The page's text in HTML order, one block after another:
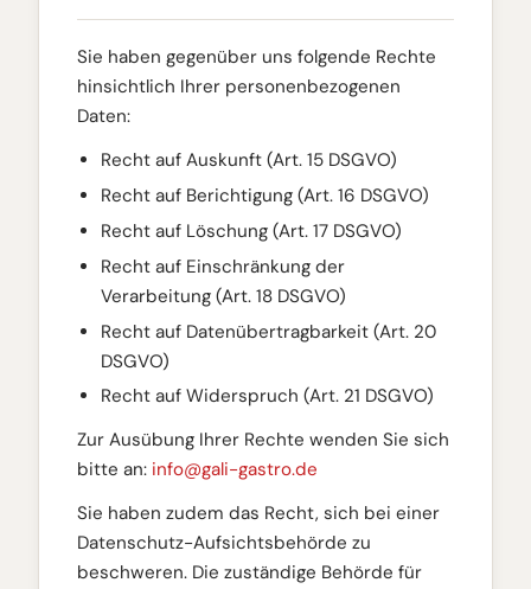
Sie haben gegenüber uns folgende Rechte
hinsichtlich Ihrer personenbezogenen
Daten:
Recht auf Auskunft (Art. 15 DSGVO)
Recht auf Berichtigung (Art. 16 DSGVO)
Recht auf Löschung (Art. 17 DSGVO)
Recht auf Einschränkung der
Verarbeitung (Art. 18 DSGVO)
Recht auf Datenübertragbarkeit (Art. 20
DSGVO)
Recht auf Widerspruch (Art. 21 DSGVO)
Zur Ausübung Ihrer Rechte wenden Sie sich
bitte an: info@gali-gastro.de
Sie haben zudem das Recht, sich bei einer
Datenschutz-Aufsichtsbehörde zu
beschweren. Die zuständige Behörde für